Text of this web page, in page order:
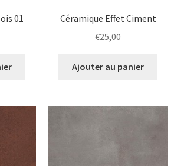
01
Céramique Effet Ciment
€25,00
Ajouter au panier